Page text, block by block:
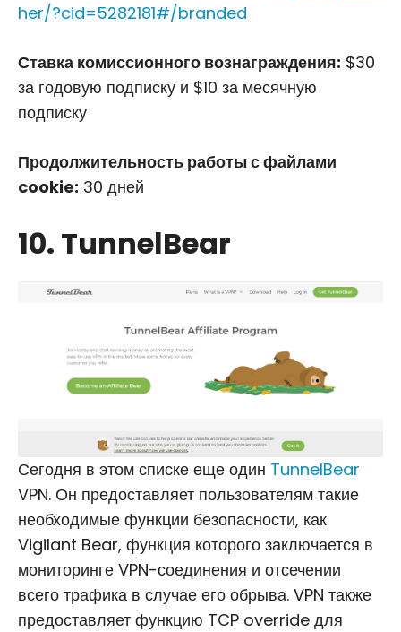
her/?cid=5282181#/branded
Ставка комиссионного вознаграждения: $30
за годовую подписку и $10 за месячную
подписку
Продолжительность работы с файлами
cookie: 30 дней
10. TunnelBear
Сегодня в этом списке еще один TunnelBear
VPN. Он предоставляет пользователям такие
необходимые функции безопасности, как
Vigilant Bear, функция которого заключается в
мониторинге VPN-соединения и отсечении
всего трафика в случае его обрыва. VPN также
предоставляет функцию TCP override для